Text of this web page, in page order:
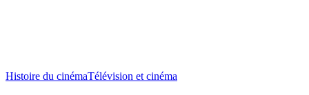
Histoire du cinémaTélévision et cinéma